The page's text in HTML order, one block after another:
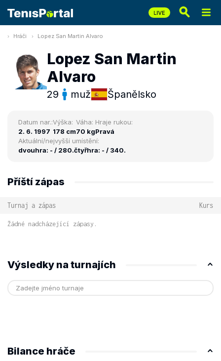
Hráči Lopez San Martin Alvaro
Lopez San Martin
Alvaro
29 muž Španělsko
Datum nar.:
2. 6. 1997
Výška:
178 cm
Váha:
70 kg
Hraje rukou:
Pravá
Aktuální/nejvyšší umístění:
dvouhra: - / 280.čtyřhra: - / 340.
Příští zápas
Turnaj a zápas Kurs
Žádné nadcházející zápasy.
Výsledky na turnajích
Bilance hráče